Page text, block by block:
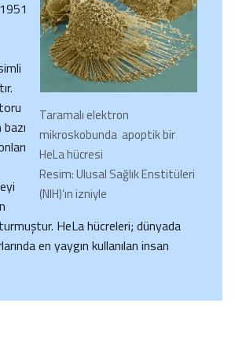
Taramalı elektron
mikroskobunda apoptik bir
HeLa hücresi
Resim: Ulusal Sağlık Enstitüleri
(NIH)‘ın izniyle
HeLa hücreleri; dünyada
en yaygın kullanılan insan